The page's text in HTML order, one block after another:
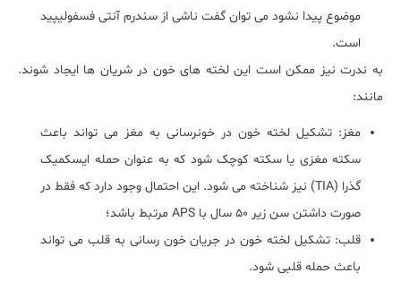
موضوع پیدا نشود می توان گفت ناشی از سندرم آنتی فسفولیپید
است.
به ندرت نیز ممکن است این لخته های خون در شریان ها ایجاد شوند.
مانند:
مغز: تشکیل لخته خون در خونرسانی به مغز می تواند باعث
سکته مغزی یا سکته کوچک شود که به عنوان حمله ایسکمیک
گذرا (TIA) نیز شناخته می شود. این احتمال وجود دارد که فقط در
صورت داشتن سن زیر 50 سال با APS مرتبط باشد؛
قلب: تشکیل لخته خون در جریان خون رسانی به قلب می تواند
باعث حمله قلبی شود.